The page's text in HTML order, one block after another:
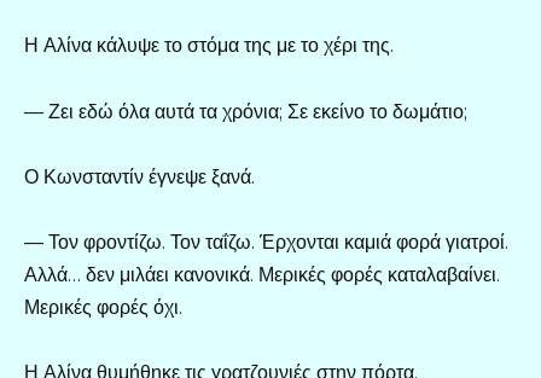
Η Αλίνα κάλυψε το στόμα της με το χέρι της.
— Ζει εδώ όλα αυτά τα χρόνια; Σε εκείνο το δωμάτιο;
Ο Κωνσταντίν έγνεψε ξανά.
— Τον φροντίζω. Τον ταΐζω. Έρχονται καμιά φορά γιατροί.
Αλλά… δεν μιλάει κανονικά. Μερικές φορές καταλαβαίνει.
Μερικές φορές όχι.
Η Αλίνα θυμήθηκε τις γρατζουνιές στην πόρτα.